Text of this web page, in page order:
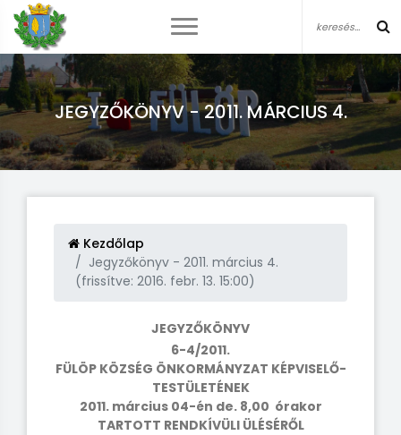
JEGYZŐKÖNYV - 2011. MÁRCIUS 4.
Kezdőlap
Jegyzőkönyv - 2011. március 4.
(frissítve: 2016. febr. 13. 15:00)
JEGYZŐKÖNYV
6-4/2011.
FÜLÖP KÖZSÉG ÖNKORMÁNYZAT KÉPVISELŐ-
TESTÜLETÉNEK
2011. március 04-én de. 8,00 órakor
TARTOTT RENDKÍVÜLI ÜLÉSÉRŐL